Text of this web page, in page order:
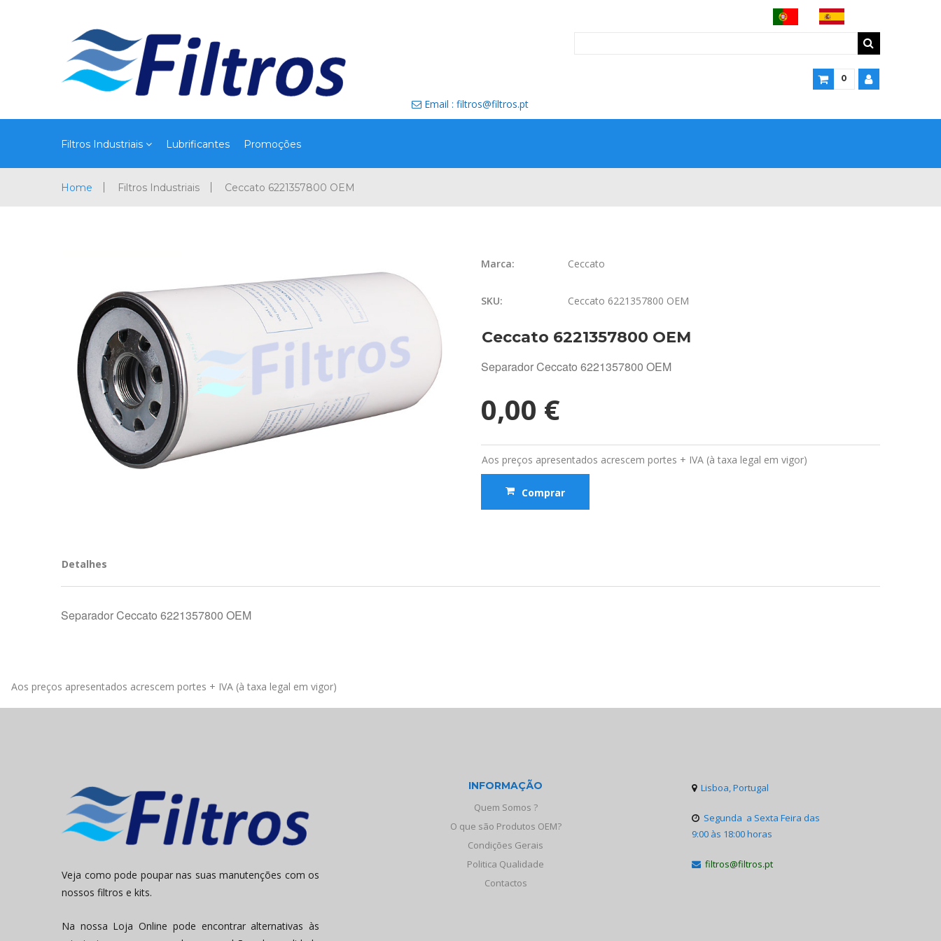
0
 Email : filtros@filtros.pt
Filtros Industriais Lubrificantes Promoções
Home Filtros Industriais Ceccato 6221357800 OEM
Marca: Ceccato
SKU: Ceccato 6221357800 OEM
Ceccato 6221357800 OEM
Separador Ceccato 6221357800 OEM
0,00 €
Aos preços apresentados acrescem portes + IVA (à taxa legal em vigor)
Comprar
Detalhes
Separador Ceccato 6221357800 OEM
Aos preços apresentados acrescem portes + IVA (à taxa legal em vigor)
Veja como pode poupar nas suas manutenções com os
nossos filtros e kits.
Na nossa Loja Online pode encontrar alternativas às
INFORMAÇÃO
Quem Somos ?
O que são Produtos OEM?
Condições Gerais
Politica Qualidade
Contactos
 Lisboa, Portugal
 Segunda a Sexta Feira das
9:00 às 18:00 horas
 filtros@filtros.pt